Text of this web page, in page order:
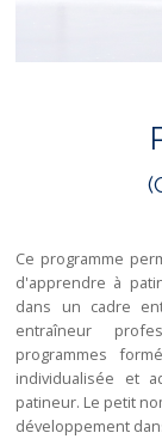
Ce programme
d'apprendre à
dans un cadre
entraîneur
programmes
individualisée et
patineur. Le petit
développement